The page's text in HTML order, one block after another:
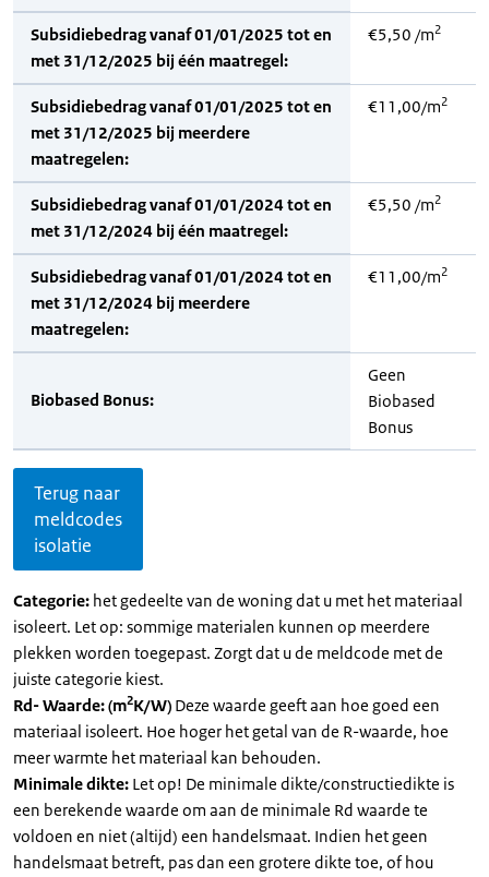
Subsidiebedrag vanaf 01/01/2025 tot en
met 31/12/2025 bij één maatregel:
€5,50 /m2
Subsidiebedrag vanaf 01/01/2025 tot en
met 31/12/2025 bij meerdere
maatregelen:
€11,00/m2
Subsidiebedrag vanaf 01/01/2024 tot en
met 31/12/2024 bij één maatregel:
€5,50 /m2
Subsidiebedrag vanaf 01/01/2024 tot en
met 31/12/2024 bij meerdere
maatregelen:
€11,00/m2
Biobased Bonus:
Geen
Biobased
Bonus
Terug naar
meldcodes
isolatie
Categorie: het gedeelte van de woning dat u met het materiaal
isoleert. Let op: sommige materialen kunnen op meerdere
plekken worden toegepast. Zorgt dat u de meldcode met de
juiste categorie kiest.
Rd- Waarde: (m2K/W) Deze waarde geeft aan hoe goed een
materiaal isoleert. Hoe hoger het getal van de R-waarde, hoe
meer warmte het materiaal kan behouden.
Minimale dikte: Let op! De minimale dikte/constructiedikte is
een berekende waarde om aan de minimale Rd waarde te
voldoen en niet (altijd) een handelsmaat. Indien het geen
handelsmaat betreft, pas dan een grotere dikte toe, of hou